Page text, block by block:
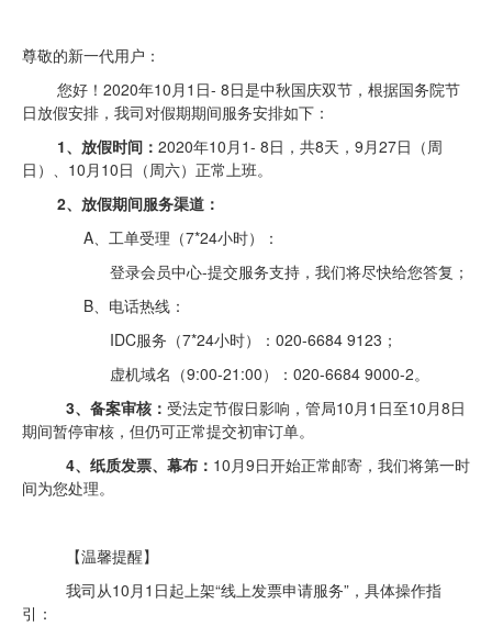
尊敬的新一代用户：
您好！ 2020年10月1日- 8日是中秋国庆双节，根据国务院节
日放假安排，我司对假期期间服务安排如下：
1、放假时间： 2020年10月1- 8日，共8天，9月27日（周
日）、10月10日（周六）正常上班。
2、放假期间服务渠道：
A、工单受理 （7*24小时）：
登录会员中心-提交服务支持，我们将尽快给您答复；
B、电话热线：
IDC服务（7*24小时）
： 020-6684 9123；
虚机域名（9:00-21:00）：020-6684 9000-2。
3、备案审核： 受法定节假日影响，管局10月1日至10月8日
期间暂停审核，但仍可正常提交初审订单。
4、纸质发票、幕布： 10月9日开始正常邮寄，我们将第一时
间为您处理。
【温馨提醒】
我司从10月1日起上架“线上发票申请服务”，具体操作指
引：